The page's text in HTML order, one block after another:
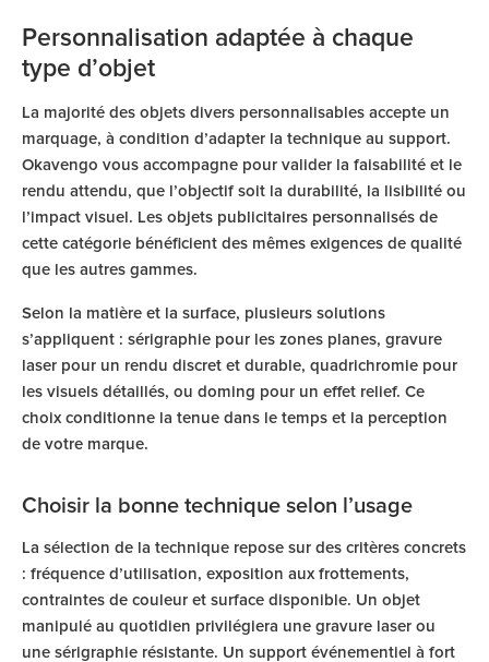
Personnalisation adaptée à chaque
type d’objet
La majorité des objets divers personnalisables accepte un
marquage, à condition d’adapter la technique au support.
Okavengo vous accompagne pour valider la faisabilité et le
rendu attendu, que l’objectif soit la durabilité, la lisibilité ou
l’impact visuel. Les objets publicitaires personnalisés de
cette catégorie bénéficient des mêmes exigences de qualité
que les autres gammes.
Selon la matière et la surface, plusieurs solutions
s’appliquent : sérigraphie pour les zones planes, gravure
laser pour un rendu discret et durable, quadrichromie pour
les visuels détaillés, ou doming pour un effet relief. Ce
choix conditionne la tenue dans le temps et la perception
de votre marque.
Choisir la bonne technique selon l’usage
La sélection de la technique repose sur des critères concrets
: fréquence d’utilisation, exposition aux frottements,
contraintes de couleur et surface disponible. Un objet
manipulé au quotidien privilégiera une gravure laser ou
une sérigraphie résistante. Un support événementiel à fort